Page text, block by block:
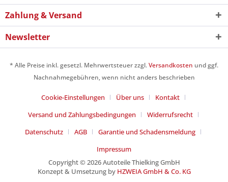
Zahlung & Versand
Newsletter
* Alle Preise inkl. gesetzl. Mehrwertsteuer zzgl.Versandkosten und ggf.
Nachnahmegebühren, wenn nicht anders beschrieben
Cookie-Einstellungen Über uns
Kontakt
Versand und Zahlungsbedingungen
Widerrufsrecht
Datenschutz
AGB
Garantie und Schadensmeldung
Impressum
Copyright © 2026 Autoteile Thielking GmbH
Konzept & Umsetzung by HZWEIA GmbH & Co. KG